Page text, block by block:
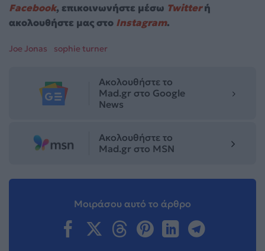
Facebook, επικοινωνήστε μέσω Twitterή
ακολουθήστε μας στο Instagram.
Joe Jonas sophie turner
Ακολουθήστε το
Mad.gr στο Google
News
Ακολουθήστε το
Mad.gr στο MSN
Μοιράσου αυτό το άρθρο